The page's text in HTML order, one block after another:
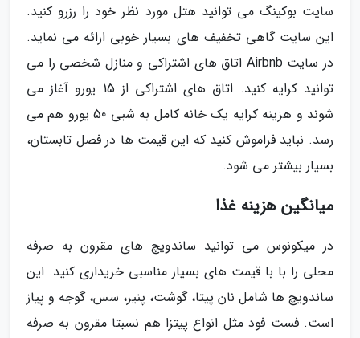
سایت بوکینگ می توانید هتل مورد نظر خود را رزرو کنید.
این سایت گاهی تخفیف های بسیار خوبی ارائه می نماید.
در سایت Airbnb اتاق های اشتراکی و منازل شخصی را می
توانید کرایه کنید. اتاق های اشتراکی از 15 یورو آغاز می
شوند و هزینه کرایه یک خانه کامل به شبی 50 یورو هم می
رسد. نباید فراموش کنید که این قیمت ها در فصل تابستان،
بسیار بیشتر می شود.
میانگین هزینه غذا
در میکونوس می توانید ساندویچ های مقرون به صرفه
محلی را با با قیمت های بسیار مناسبی خریداری کنید. این
ساندویچ ها شامل نان پیتا، گوشت، پنیر، سس، گوجه و پیاز
است. فست فود مثل انواع پیتزا هم نسبتا مقرون به صرفه